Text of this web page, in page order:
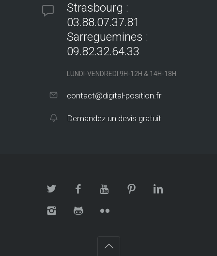
Strasbourg :
03.88.07.37.81
Sarreguemines :
09.82.32.64.33
LUNDI-VENDREDI 9H-12H & 14H-18H
contact@digital-position.fr
Demandez un devis gratuit